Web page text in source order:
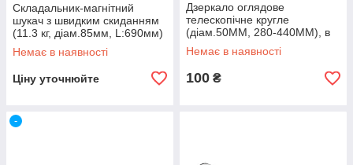
Складальник-магнітний
шукач з швидким скиданням
(11.3 кг, діам.85мм, L:690мм)
ROCKFORCE RF-88011
Немає в наявності
Ціну уточнюйте
Дзеркало оглядове
телескопічне кругле
(діам.50ММ, 280-440ММ), в
блістері
Немає в наявності
100 ₴
-